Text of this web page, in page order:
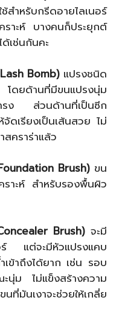
สำหรับกรีดอายไลเนอร์
ราะห์ บางคนก็ประยุกต์
เช่นกันคะ
Bomb)แปรงชนิด
โดยด้านที่มีขนแปรงนุ่ม
าทรง ส่วนด้านที่เป็นซีก
จัดเรียงเป็นเส้นสวย ไม่
สคราร่าแล้ว
Brush)ขน
ราะห์ สำหรับรองพื้นผิว
Brush) จะมี
ร์ แต่จะมีหัวแปรงแคบ
ข้าถึงได้ยาก เช่น รอบ
ม ไม่แข็งสร้างความ
มันเงาจะช่วยให้เกลี่ย